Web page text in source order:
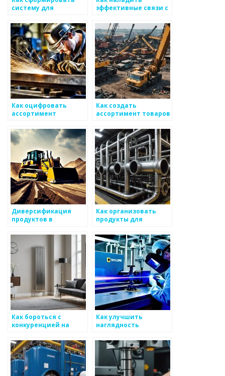
систему для
проверки товаров
металоизделий
эффективные связи с
общественностью на
рынке
металоизделий
Как оцифровать
ассортимент
товаров и
металоизделий
Как создать
ассортимент товаров
металоизделий
Диверсификация
продуктов в
средство
комментации на
рынке
металоизделий
Как организовать
продукты для
в рынке
металоизделий
Как бороться с
конкуренцией на
металоизделий
Как улучшить
наглядность
характеристики для
уровня поддержки
металоизделий